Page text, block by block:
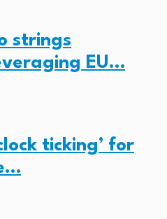
strings
EU…
ticking’ for